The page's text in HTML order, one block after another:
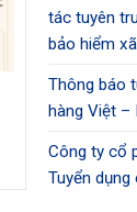
tác tuyên
bảo hiểm
Thông báo
hàng Việt –
Công ty cổ
Tuyển dụng